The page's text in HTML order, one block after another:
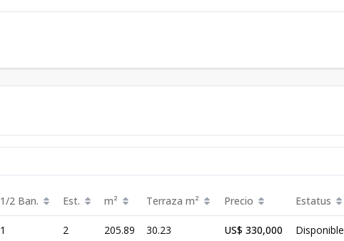
1/2 Ban. Est. m² Terraza m² Precio Estatus
1 2 205.89 30.23 US$ 330,000 Disponible